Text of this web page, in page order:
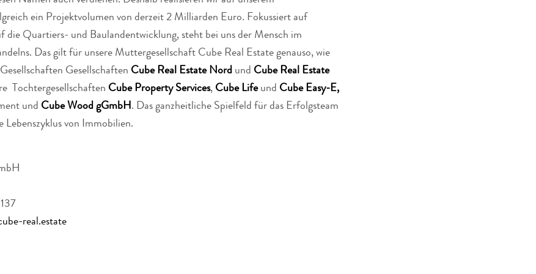
ein Projektvolumen von derzeit 2 Milliarden Euro. Fokussiert auf
die Quartiers- und Baulandentwicklung, steht bei uns der Mensch im
Das gilt für unsere Muttergesellschaft Cube Real Estate genauso, wie
Gesellschaften Cube Real Estate Nordund Cube Real Estate
Tochtergesellschaften Cube Property Services, Cube Life und Cube Easy-E,
und Cube Wood gGmbH. Das ganzheitliche Spielfeld für das Erfolgsteam
von Immobilien.
real.estate